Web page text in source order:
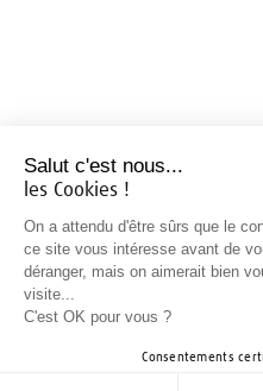
Salut c'est nous...
les Cookies !
On a attendu d'être sûrs que le
ce site vous intéresse avant de
déranger, mais on aimerait bien
visite...
C'est OK pour vous ?
Consentements